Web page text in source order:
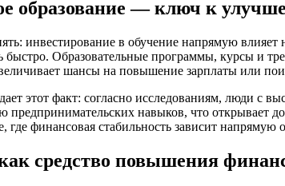
образование — ключ к
инвестирование в обучение напрямую
быстро. Образовательные программы, курсы и
шансы на повышение зарплаты или
этот факт: согласно исследованиям, люди с
предпринимательских навыков, что открывает
где финансовая стабильность зависит напрямую
средство повышения